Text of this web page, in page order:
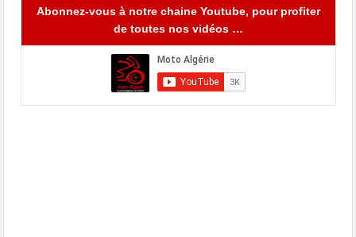
Abonnez-vous à notre chaine Youtube, pour profiter
de toutes nos vidéos …